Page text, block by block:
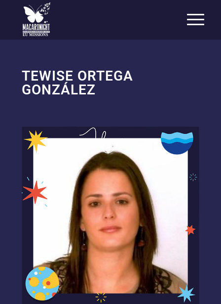
EU MISSIONS
TEWISE ORTEGA
GONZÁLEZ